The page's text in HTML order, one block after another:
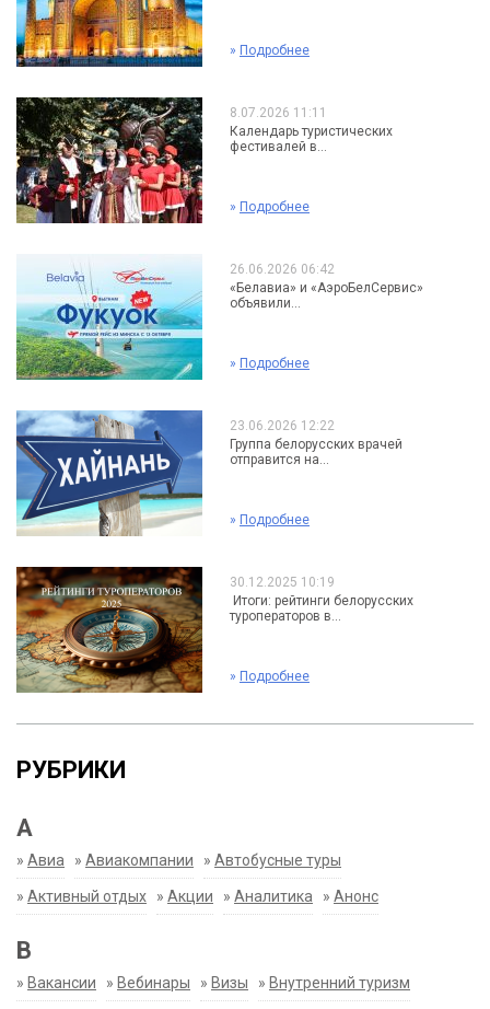
» Подробнее
8.07.2026 11:11
Календарь туристических
фестивалей в...
» Подробнее
26.06.2026 06:42
«Белавиа» и «АэроБелСервис»
объявили...
» Подробнее
23.06.2026 12:22
Группа белорусских врачей
отправится на...
» Подробнее
30.12.2025 10:19
Итоги: рейтинги белорусских
туроператоров в...
» Подробнее
РУБРИКИ
А
» Авиа » Авиакомпании » Автобусные туры
» Активный отдых » Акции » Аналитика » Анонс
В
» Вакансии » Вебинары » Визы » Внутренний туризм